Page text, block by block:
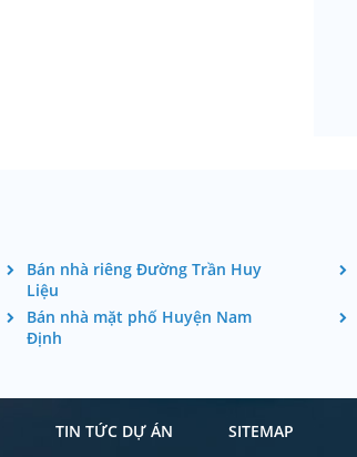
Bán nhà riêng Đường Trần Huy
Liệu
Bán nhà mặt phố Huyện Nam
Định
TIN TỨC DỰ ÁN SITEMAP